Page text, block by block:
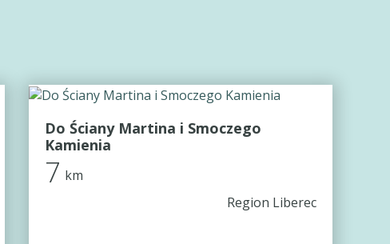
Do Ściany Martina i Smoczego
Kamienia
7 km
Region Liberec